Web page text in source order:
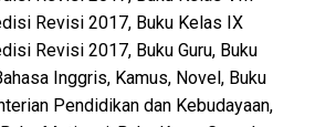
Revisi 2017, Buku Kelas IX
Revisi 2017, Buku Guru, Buku
Inggris, Kamus, Novel, Buku
Pendidikan dan Kebudayaan,